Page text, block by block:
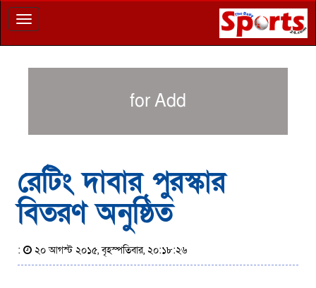
Toggle
navigation
for Add
রেটিং দাবার পুরস্কার
বিতরণ অনুষ্ঠিত
: ২০ আগস্ট ২০১৫, বৃহস্পতিবার, ২০:১৮:২৬